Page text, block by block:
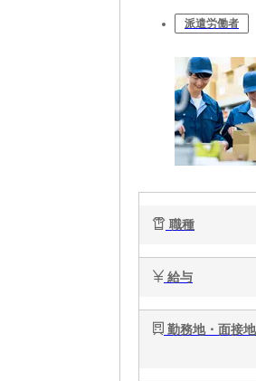
派遣労働者
職種
給与
勤務地・面接地